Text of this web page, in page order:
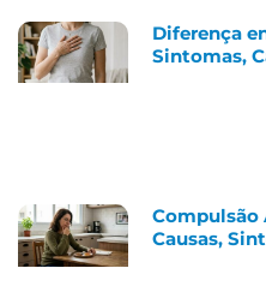
Diferença
Sintomas,
Compulsão
Causas,